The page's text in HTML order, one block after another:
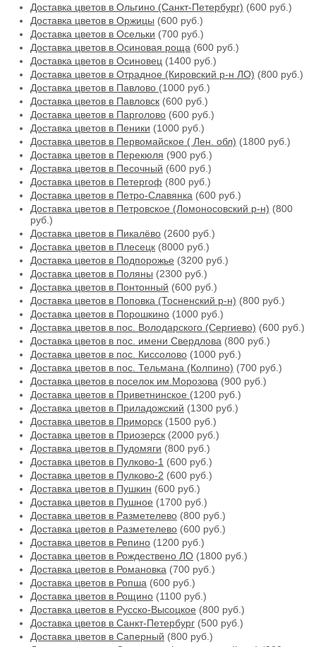
Доставка цветов в Ольгино (Санкт-Петербург) (600 руб.)
Доставка цветов в Оржицы (600 руб.)
Доставка цветов в Осельки (700 руб.)
Доставка цветов в Осиновая роща (600 руб.)
Доставка цветов в Осиновец (1400 руб.)
Доставка цветов в Отрадное (Кировский р-н ЛО) (800 руб.)
Доставка цветов в Павлово (1000 руб.)
Доставка цветов в Павловск (600 руб.)
Доставка цветов в Парголово (600 руб.)
Доставка цветов в Пеники (1000 руб.)
Доставка цветов в Первомайское ( Лен. обл) (1800 руб.)
Доставка цветов в Перекюля (900 руб.)
Доставка цветов в Песочный (600 руб.)
Доставка цветов в Петергоф (800 руб.)
Доставка цветов в Петро-Славянка (600 руб.)
Доставка цветов в Петровское (Ломоносовский р-н) (800
руб.)
Доставка цветов в Пикалёво (2600 руб.)
Доставка цветов в Плесецк (8000 руб.)
Доставка цветов в Подпорожье (3200 руб.)
Доставка цветов в Поляны (2300 руб.)
Доставка цветов в Понтонный (600 руб.)
Доставка цветов в Поповка (Тосненский р-н) (800 руб.)
Доставка цветов в Порошкино (1000 руб.)
Доставка цветов в пос. Володарского (Сергиево) (600 руб.)
Доставка цветов в пос. имени Свердлова (800 руб.)
Доставка цветов в пос. Киссолово (1000 руб.)
Доставка цветов в пос. Тельмана (Колпино) (700 руб.)
Доставка цветов в поселок им.Морозова (900 руб.)
Доставка цветов в Приветнинское (1200 руб.)
Доставка цветов в Приладожский (1300 руб.)
Доставка цветов в Приморск (1500 руб.)
Доставка цветов в Приозерск (2000 руб.)
Доставка цветов в Пудомяги (800 руб.)
Доставка цветов в Пулково-1 (600 руб.)
Доставка цветов в Пулково-2 (600 руб.)
Доставка цветов в Пушкин (600 руб.)
Доставка цветов в Пушное (1700 руб.)
Доставка цветов в Разметелево (800 руб.)
Доставка цветов в Разметелево (600 руб.)
Доставка цветов в Репино (1200 руб.)
Доставка цветов в Рождествено ЛО (1800 руб.)
Доставка цветов в Романовка (700 руб.)
Доставка цветов в Ропша (600 руб.)
Доставка цветов в Рощино (1100 руб.)
Доставка цветов в Русско-Высоцкое (800 руб.)
Доставка цветов в Санкт-Петербург (500 руб.)
Доставка цветов в Саперный (800 руб.)